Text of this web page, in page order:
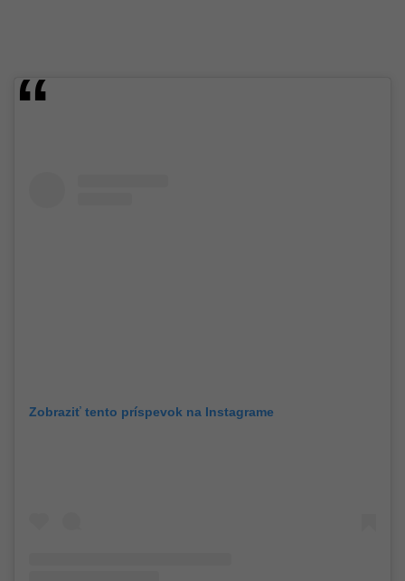
Zobraziť tento príspevok na Instagrame